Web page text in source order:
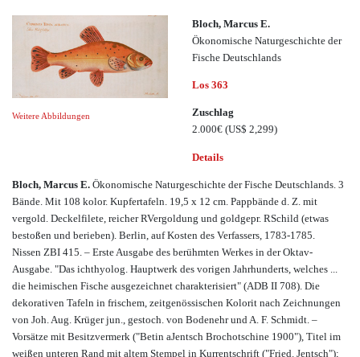
Weitere Abbildungen
Bloch, Marcus E.
Ökonomische Naturgeschichte der
Fische Deutschlands
Los 363
Zuschlag
2.000€ (US$ 2,299)
Details
Bloch, Marcus E. Ökonomische Naturgeschichte der Fische Deutschlands. 3
Bände. Mit 108 kolor. Kupfertafeln. 19,5 x 12 cm. Pappbände d. Z. mit
vergold. Deckelfilete, reicher RVergoldung und goldgepr. RSchild (etwas
bestoßen und berieben). Berlin, auf Kosten des Verfassers, 1783-1785.
Nissen ZBI 415. – Erste Ausgabe des berühmten Werkes in der Oktav-
Ausgabe. "Das ichthyolog. Hauptwerk des vorigen Jahrhunderts, welches ...
die heimischen Fische ausgezeichnet charakterisiert" (ADB II 708). Die
dekorativen Tafeln in frischem, zeitgenössischen Kolorit nach Zeichnungen
von Joh. Aug. Krüger jun., gestoch. von Bodenehr und A. F. Schmidt. –
Vorsätze mit Besitzvermerk ("Betin aJentsch Brochotschine 1900"), Titel im
weißen unteren Rand mit altem Stempel in Kurrentschrift ("Fried. Jentsch");